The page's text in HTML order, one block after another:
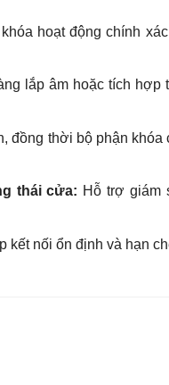
hoạt động chính
lắp âm hoặc tích hợp
đồng thời bộ phận
thái cửa: Hỗ trợ giám
kết nối ổn định và hạn